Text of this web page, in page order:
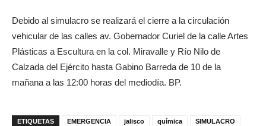
Debido al simulacro se realizará el cierre a la circulación
vehicular de las calles av. Gobernador Curiel de la calle Artes
Plásticas a Escultura en la col. Miravalle y Río Nilo de
Calzada del Ejército hasta Gabino Barreda de 10 de la
mañana a las 12:00 horas del mediodía. BP.
ETIQUETAS EMERGENCIA jalisco química SIMULACRO